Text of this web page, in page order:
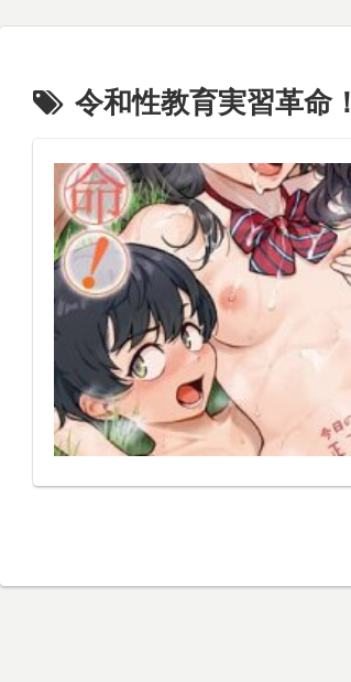
令和性教育実習革命！